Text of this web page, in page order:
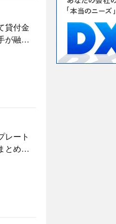
貸付金
が融資
。借
う重
、督促
用さ
の解決
レート
とめら